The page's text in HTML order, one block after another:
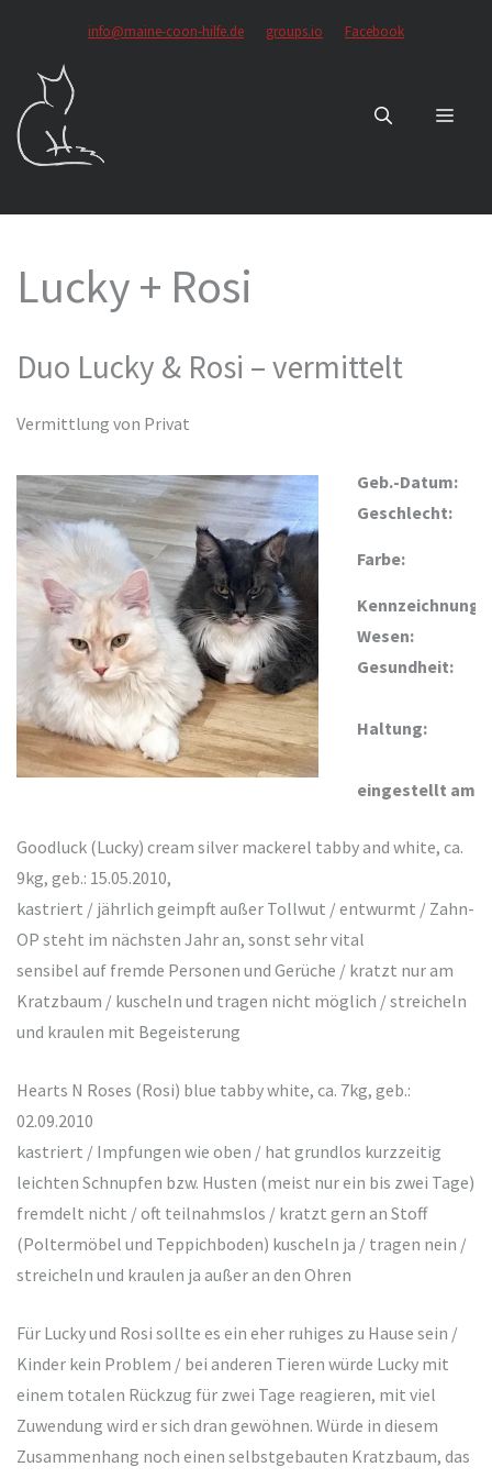
springen
info@maine-coon-hilfe.de groups.io Facebook
Lucky + Rosi
Duo Lucky & Rosi – vermittelt
Vermittlung von Privat
Geb.-Datum:
Geschlecht:
Farbe:
Kennzeichnung:
Wesen:
Gesundheit:
Haltung:
eingestellt am:
Goodluck (Lucky) cream silver mackerel tabby and white, ca.
9kg, geb.: 15.05.2010,
kastriert / jährlich geimpft außer Tollwut / entwurmt / Zahn-
OP steht im nächsten Jahr an, sonst sehr vital
sensibel auf fremde Personen und Gerüche / kratzt nur am
Kratzbaum / kuscheln und tragen nicht möglich / streicheln
und kraulen mit Begeisterung
Hearts N Roses (Rosi) blue tabby white, ca. 7kg, geb.:
02.09.2010
kastriert / Impfungen wie oben / hat grundlos kurzzeitig
leichten Schnupfen bzw. Husten (meist nur ein bis zwei Tage)
fremdelt nicht / oft teilnahmslos / kratzt gern an Stoff
(Poltermöbel und Teppichboden) kuscheln ja / tragen nein /
streicheln und kraulen ja außer an den Ohren
Für Lucky und Rosi sollte es ein eher ruhiges zu Hause sein /
Kinder kein Problem / bei anderen Tieren würde Lucky mit
einem totalen Rückzug für zwei Tage reagieren, mit viel
Zuwendung wird er sich dran gewöhnen. Würde in diesem
Zusammenhang noch einen selbstgebauten Kratzbaum, das